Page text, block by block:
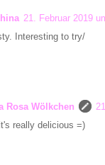
21. Februar 2019
Interesting to try/
Rosa Wölkchen
really delicious =)